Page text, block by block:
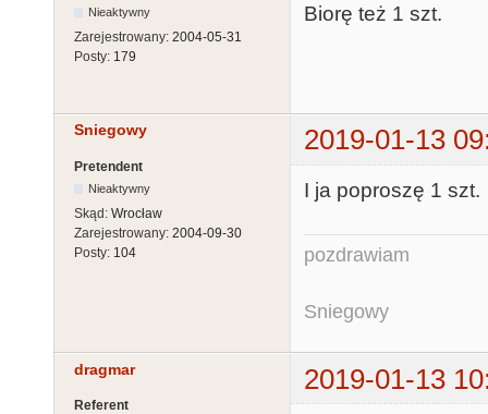
Nieaktywny
Zarejestrowany: 2004-05-31
Posty: 179
Biorę też 1 szt.
Sniegowy 2019-01-13
Pretendent
Nieaktywny
Skąd: Wrocław
Zarejestrowany: 2004-09-30
Posty: 104
I ja poproszę 1 szt.
pozdrawiam
Sniegowy
dragmar 2019-01-13
Referent